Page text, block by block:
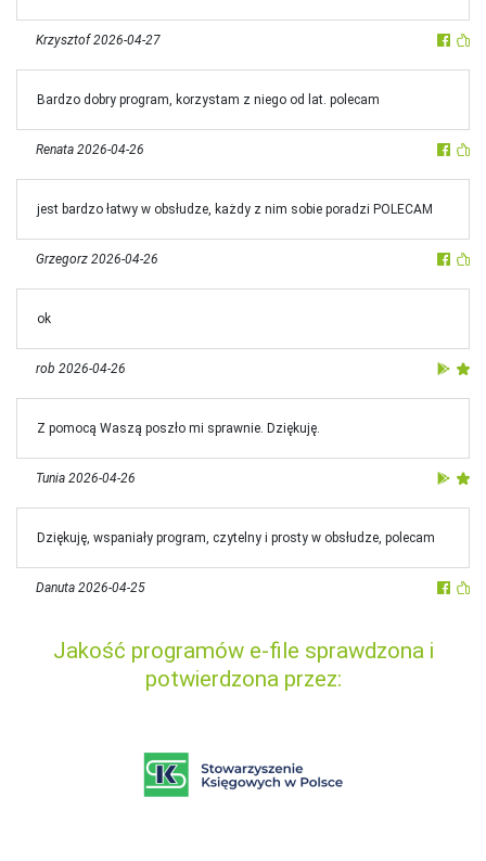
Krzysztof 2026-04-27
Bardzo dobry program, korzystam z niego od lat. polecam
Renata 2026-04-26
jest bardzo łatwy w obsłudze, każdy z nim sobie poradzi POLECAM
Grzegorz 2026-04-26
ok
rob 2026-04-26
Z pomocą Waszą poszło mi sprawnie. Dziękuję.
Tunia 2026-04-26
Dziękuję, wspaniały program, czytelny i prosty w obsłudze, polecam
Danuta 2026-04-25
Jakość programów e-file sprawdzona i
potwierdzona przez: